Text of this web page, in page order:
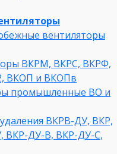
вентиляторы
ВКРМ, ВКРС, ВКРФ,
ВКОП и ВКОПв
промышленные ВО и
ВКРВ-ДУ, ВКР,
ВКР-ДУ-В, ВКР-ДУ-С,